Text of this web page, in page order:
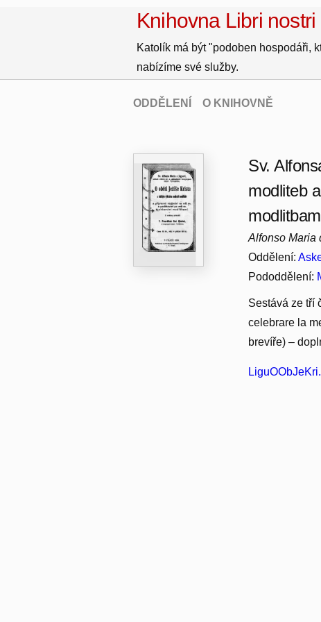
Knihovna Libri nostri
Katolík má být "podoben hospodáři,
nabízíme své služby.
ODDĚLENÍ O KNIHOVNĚ
Sv.
modliteb
Alfonso Maria
Oddělení:
Pododdělení:
Sestává ze tří
celebrare la
brevíře) –